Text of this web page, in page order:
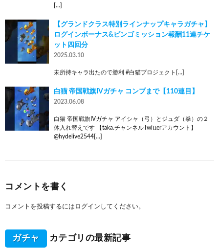
[…]
【グランドクラス特別ラインナップキャラガチャ】
ログインボーナス&ビンゴミッション報酬11連チケ
ット四回分
2025.03.10
未所持キャラ出たので勝利 #白猫プロジェクト[…]
白猫 帝国戦旗IVガチャ コンプまで【110連目】
2023.06.08
白猫 帝国戦旗IVガチャ アイシャ（弓）とジュダ（拳）の２
体入れ替えです 【taka.チャンネルTwitterアカウント】
@hydelive2544[…]
コメントを書く
コメントを投稿するには ログイン してください。
ガチャ カテゴリの最新記事